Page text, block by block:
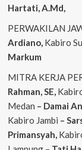
Hartati, A.Md,
PERWAKILAN
Ardiano, Kabiro
Markum
MITRA KERJA
Rahman, SE,
Medan – Damai
Kabiro Jambi –
Primansyah,